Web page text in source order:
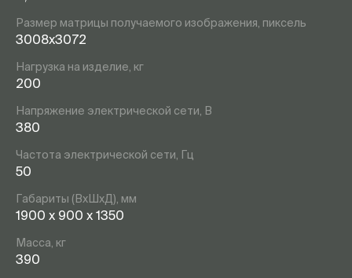
Размер матрицы получаемого изображения, пиксель
3008х3072
Нагрузка на изделие, кг
200
Напряжение электрической сети, В
380
Частота электрической сети, Гц
50
Габариты (ВхШхД), мм
1900 х 900 х 1350
Масса, кг
390